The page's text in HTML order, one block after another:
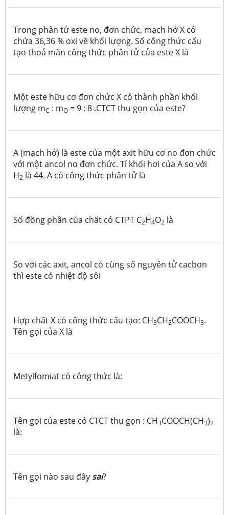
Trong phân tử este no, đơn chức, mạch hở X có
chứa 36,36 % oxi về khối lượng. Số công thức cấu
tạo thoả mãn công thức phân tử của este X là
Một este hữu cơ đơn chức X có thành phần khối
lượng mC : mO = 9 : 8 .CTCT thu gọn của este?
A (mạch hở) là este của một axit hữu cơ no đơn chức
với một ancol no đơn chức. Tỉ khối hơi của A so với
H2 là 44. A có công thức phân tử là
Số đồng phân của chất có CTPT C2H4O2 là
So với các axit, ancol có cùng số nguyên tử cacbon
thì este có nhiệt độ sôi
Hợp chất X có công thức cấu tạo: CH3CH2COOCH3.
Tên gọi của X là
Metylfomiat có công thức là:
Tên gọi của este có CTCT thu gọn : CH3COOCH(CH3)2
là:
Tên gọi nào sau đây sai?